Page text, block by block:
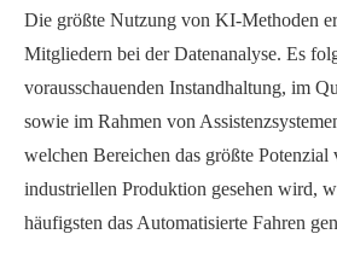
Die größte Nutzung von KI-Methoden
Mitgliedern bei der Datenanalyse. Es
vorausschauenden Instandhaltung, im
sowie im Rahmen von
welchen Bereichen das größte
industriellen Produktion gesehen wird,
häufigsten das Automatisierte Fahren